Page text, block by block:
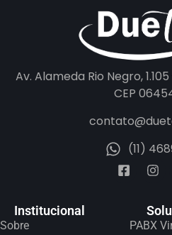
Av. Alameda Rio Negro,
CEP
(11)
Institucional
Sobre
PABX